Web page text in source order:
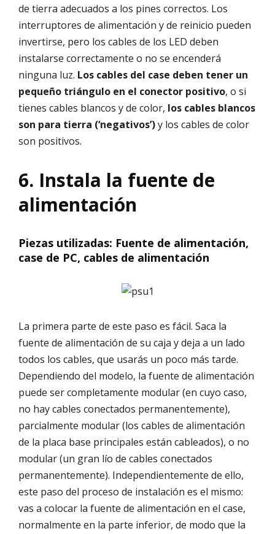
de tierra adecuados a los pines correctos. Los
interruptores de alimentación y de reinicio pueden
invertirse, pero los cables de los LED deben
instalarse correctamente o no se encenderá
ninguna luz. Los cables del case deben tener un
pequeño triángulo en el conector positivo, o si
tienes cables blancos y de color, los cables blancos
son para tierra (‘negativos’)y los cables de color
son positivos.
6. Instala la fuente de
alimentación
Piezas utilizadas: Fuente de alimentación,
case de PC, cables de alimentación
La primera parte de este paso es fácil. Saca la
fuente de alimentación de su caja y deja a un lado
todos los cables, que usarás un poco más tarde.
Dependiendo del modelo, la fuente de alimentación
puede ser completamente modular (en cuyo caso,
no hay cables conectados permanentemente),
parcialmente modular (los cables de alimentación
de la placa base principales están cableados), o no
modular (un gran lío de cables conectados
permanentemente). Independientemente de ello,
este paso del proceso de instalación es el mismo:
vas a colocar la fuente de alimentación en el case,
normalmente en la parte inferior, de modo que la